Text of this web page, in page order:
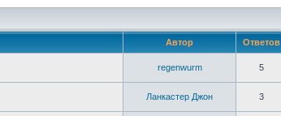
Автор Ответов
regenwurm 5
Ланкастер Джон 3